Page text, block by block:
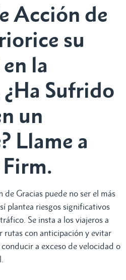
Acción de
su
la
Sufrido
un
Llame a
Gracias puede no ser el más
plantea riesgos significativos
Se insta a los viajeros a
rutas con anticipación y evitar
a exceso de velocidad o